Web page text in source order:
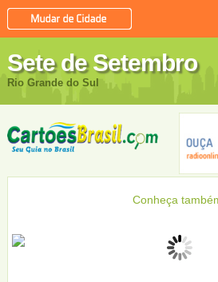
Sete de Setembro
Rio Grande do Sul
Conheça